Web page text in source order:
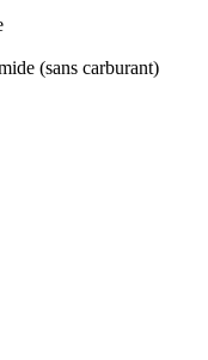
(sans carburant)